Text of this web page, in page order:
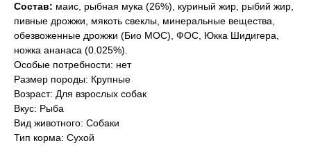
Состав: маис, рыбная мука (26%), куриный жир, рыбий жир,
пивные дрожжи, мякоть свеклы, минеральные вещества,
обезвоженные дрожжи (Био МОС), ФОС, Юкка Шидигера,
ножка ананаса (0.025%).
Особые потребности: нет
Размер породы: Крупные
Возраст: Для взрослых собак
Вкус: Рыба
Вид животного: Собаки
Тип корма: Сухой